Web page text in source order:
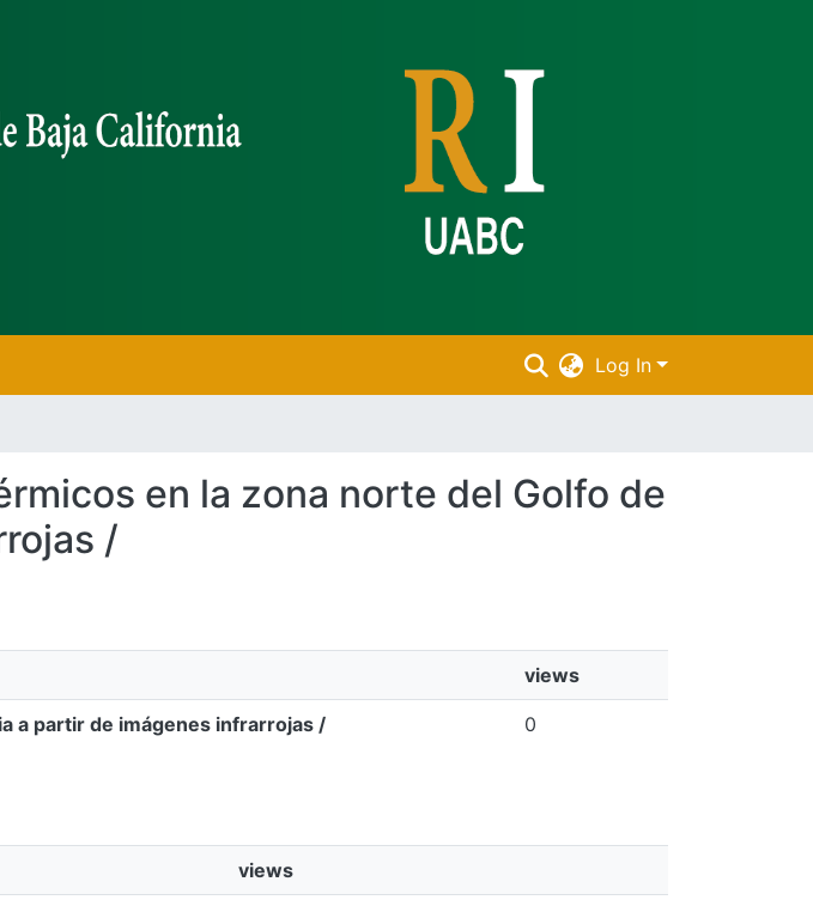
Log In
en la zona norte del Golfo de
/
views
a partir de imágenes infrarrojas / 0
views